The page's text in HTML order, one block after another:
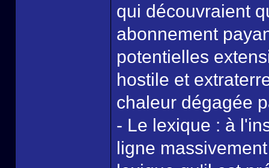
qui découvraient
abonnement
potentielles
hostile et
chaleur dégagée
- Le lexique : à
ligne